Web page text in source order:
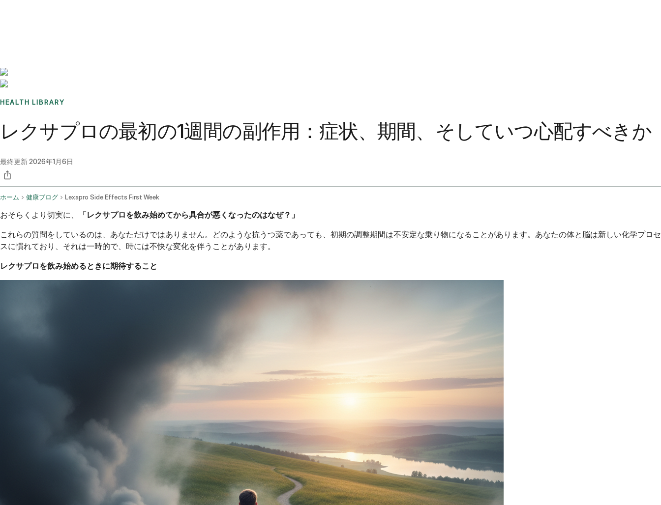
HEALTH LIBRARY
レクサプロの最初の1週間の副作用：症状、期間、そしていつ心配すべきか
最終更新2026年1月6日
ホーム 健康ブログ Lexapro Side Effects First Week
おそらくより切実に、 「レクサプロを飲み始めてから具合が悪くなったのはなぜ？」
これらの質問をしているのは、あなただけではありません。どのような抗うつ薬であっても、初期の調整期間は不安定な乗り物になることがあります。あなたの体と脳は新しい化学プロセ
スに慣れており、それは一時的で、時には不快な変化を伴うことがあります。
レクサプロを飲み始めるときに期待すること